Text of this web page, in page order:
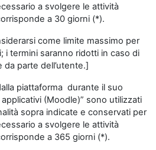
a svolgere le attività
a 30 giorni (*).
come limite massimo per
i termini saranno ridotti in caso di
parte dell’utente.]
piattaforma durante il suo
(Moodle)” sono utilizzati
sopra indicate e conservati per
a svolgere le attività
a 365 giorni (*).